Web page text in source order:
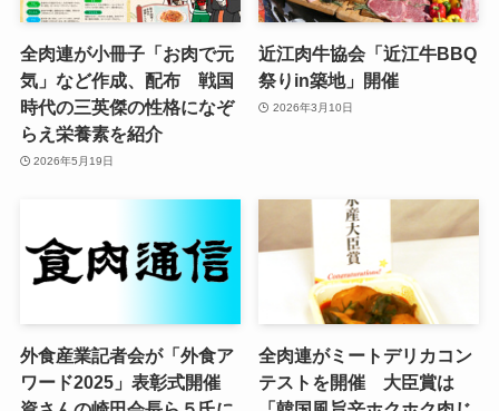
全肉連が小冊子「お肉で元
気」など作成、配布 戦国
時代の三英傑の性格になぞ
らえ栄養素を紹介
2026年5月19日
近江肉牛協会「近江牛BBQ
祭りin築地」開催
2026年3月10日
外食産業記者会が「外食ア
ワード2025」表彰式開催
全肉連がミートデリカコン
テストを開催 大臣賞は